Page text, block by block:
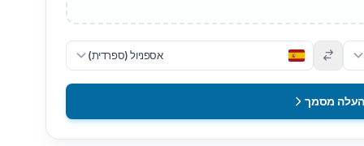
אספניול (ספרדית)
העלה מסמך